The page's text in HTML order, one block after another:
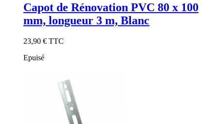
Capot de Rénovation PVC 80 x 100
mm, longueur 3 m, Blanc
23,90 € TTC
Epuisé